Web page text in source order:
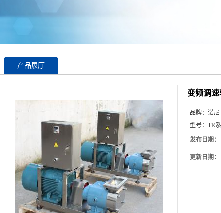
产品展厅
变频调
品牌： 诺尼
型号： TR
发布日期：
更新日期：